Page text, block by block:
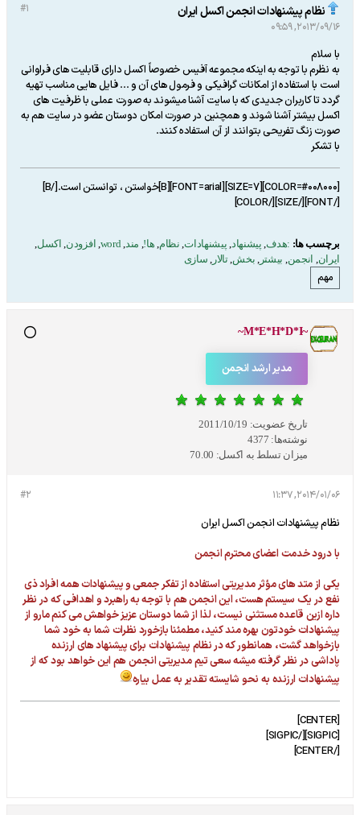
#1 نظام پیشنهادات انجمن اکسل ایران
2013/09/16, 09:59
با سلام
به نظرم با توجه به اینکه مجموعه آفیس خصوصاً اکسل دارای قابلیت های فراوانی
است با استفاده از امکانات گرافیکی و فرمول های آن و ... فایل هایی مناسب تهیه
گردد تا کاربران جدیدی که با سایت آشنا میشوند به صورت عملی با ظرفیت های
اکسل بیشتر آشنا شوند و همچنین در صورت امکان دوستان عضو در سایت هم به
صورت زنگ تفریحی بتوانند از آن استفاده کنند.
با تشکر
[COLOR=#008000][SIZE=7][FONT=arial][B]خواستن ، توانستن است.[/B]
[/FONT][/SIZE][/COLOR]
برچسب ها: :هدف, پیشنهاد, پیشنهادات, نظام, ها!, مند,
word
, افزودن, اکسل,
ایران, انجمن, بیشتر, بخش,تالار, سازی
مهم
~M*E*H*D*I~
مدیر ارشد انجمن
تاریخ عضویت: 2011/10/19
نوشته‌ها: 4377
میزان تسلط به اکسل: 70.00
#2 2014/01/06, 11:37
نظام پیشنهادات انجمن اکسل ایران
با درود خدمت اعضای محترم انجمن
یکی از متد های مؤثر مدیریتی استفاده از تفکر جمعی و پیشنهادات همه افراد ذی
نفع در یک سیستم هست، این انجمن هم با توجه به راهبرد و اهدافی که در نظر
داره ازین قاعده مستثنی نیست، لذا از شما دوستان عزیز خواهش می کنم مارو از
پیشنهادات خودتون بهره مند کنید، مطمئنا بازخورد نظرات شما به خود شما
بازخواهد گشت، همانطور که در نظام پیشنهادات برای پیشنهاد های ارزنده
پاداشی در نظر گرفته میشه سعی تیم مدیریتی انجمن هم این خواهد بود که از
پیشنهادات ارزنده به نحو شایسته تقدیر به عمل بیاره
[CENTER]
[SIGPIC][/SIGPIC]
[/CENTER]